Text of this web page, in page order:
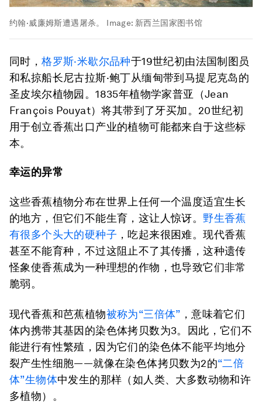
约翰·威廉姆斯遭遇屠杀。 Image: 新西兰国家图书馆
同时，格罗斯·米歇尔品种于19世纪初由法国制图员
和私掠船长尼古拉斯·鲍丁从缅甸带到马提尼克岛的
圣皮埃尔植物园。1835年植物学家普亚（Jean
François Pouyat）将其带到了牙买加。20世纪初
用于创立香蕉出口产业的植物可能都来自于这些标
本。
幸运的异常
这些香蕉植物分布在世界上任何一个温度适宜生长
的地方，但它们不能生育，这让人惊讶。 野生香蕉
有很多个头大的硬种子 ，吃起来很困难。现代香蕉
甚至不能育种，不过这阻止不了其传播，这种遗传
怪象使香蕉成为一种理想的作物，也导致它们非常
脆弱。
现代香蕉和芭蕉植物被称为“三倍体” ，意味着它们
体内携带其基因的染色体拷贝数为3。因此，它们不
能进行有性繁殖，因为它们的染色体不能平均地分
裂产生性细胞——就像在染色体拷贝数为2的“二倍
体”生物体中发生的那样（如人类、大多数动物和许
多植物）。